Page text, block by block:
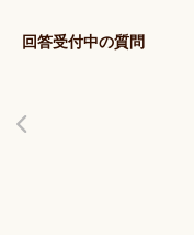
回答受付中の質問